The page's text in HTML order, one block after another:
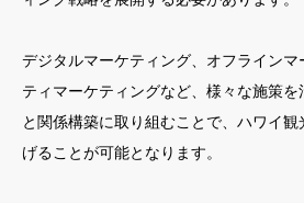
デジタルマーケティング、オフラインマ
ティマーケティングなど、様々な施策
と関係構築に取り組むことで、ハワイ
げることが可能となります。